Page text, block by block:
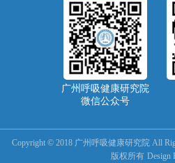
广州呼吸健康研究院
微信公众号
Copyright © 2018 广州呼吸健康研究院 All
版权所有 Design